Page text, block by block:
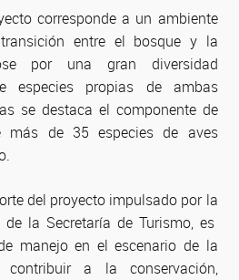
corresponde a un ambiente
entre el bosque y la
por una gran diversidad
especies propias de ambas
se destaca el componente de
más de 35 especies de aves
del proyecto impulsado por la
la Secretaría de Turismo, es
manejo en el escenario de la
contribuir a la conservación,